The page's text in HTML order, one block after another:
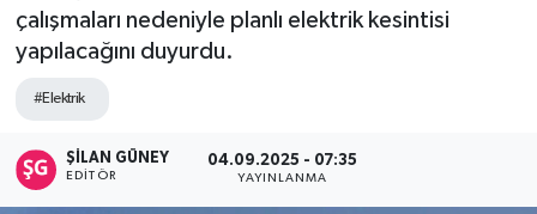
çalışmaları nedeniyle planlı elektrik kesintisi
yapılacağını duyurdu.
#Elektrik
ŞİLAN GÜNEY
EDITÖR
04.09.2025 - 07:35
YAYINLANMA